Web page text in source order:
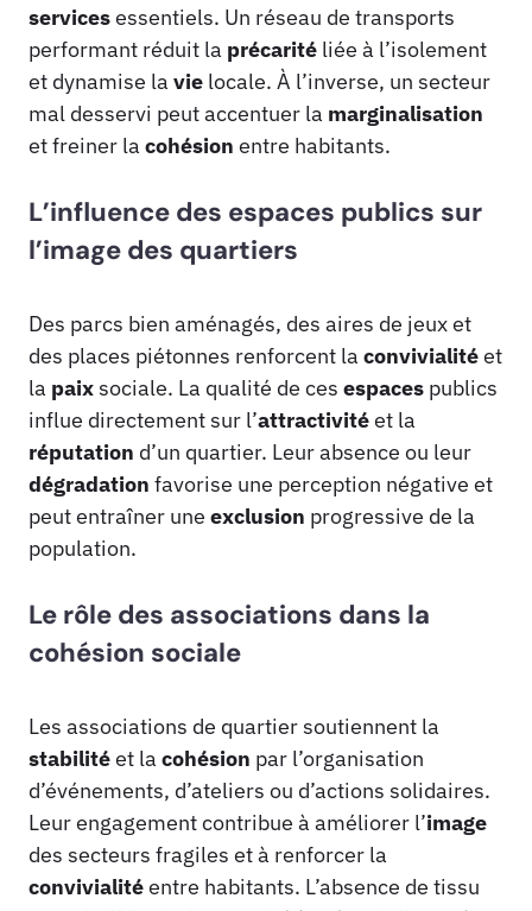
servicesessentiels. Un réseau de transports
performant réduit la précarité liée à l’isolement
et dynamise la vie locale. À l’inverse, un secteur
mal desservi peut accentuer la marginalisation
et freiner la cohésion entre habitants.
L’influence des espaces publics sur
l’image des quartiers
Des parcs bien aménagés, des aires de jeux et
des places piétonnes renforcent la convivialitéet
la paixsociale. La qualité de ces espaces publics
influe directement sur l’attractivitéet la
réputation d’un quartier. Leur absence ou leur
dégradation favorise une perception négative et
peut entraîner une exclusion progressive de la
population.
Le rôle des associations dans la
cohésion sociale
Les associations de quartier soutiennent la
stabilitéet la cohésion par l’organisation
d’événements, d’ateliers ou d’actions solidaires.
Leur engagement contribue à améliorer l’image
des secteurs fragiles et à renforcer la
convivialitéentre habitants. L’absence de tissu